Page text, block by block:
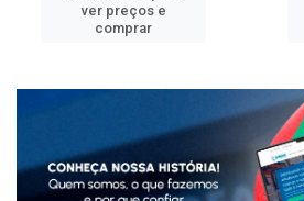
ver preços e
comprar